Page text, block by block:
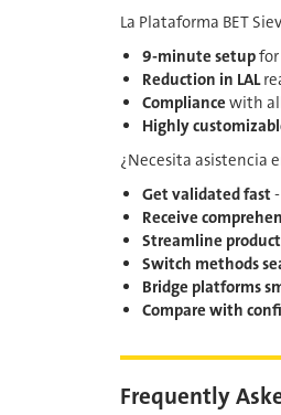
La Plataforma BET
9-minute setupfor
Reduction in LAL
Compliance with all
Highly
¿Necesita asistencia
Get validated fast
Receive
Streamline
Switch methods
Bridge platforms
Compare with
Frequently